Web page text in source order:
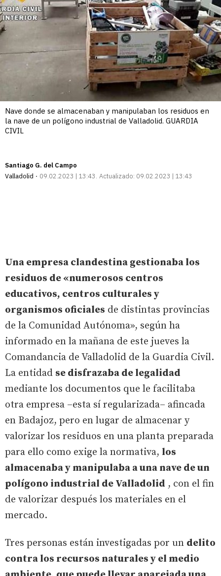
Nave donde se almacenaban y manipulaban los residuos en
la nave de un polígono industrial de Valladolid. GUARDIA
CIVIL
Santiago G. del Campo
Valladolid
09.02.2023 | 13:43 Actualizado: 09.02.2023 | 13:43
Una empresa clandestina gestionaba los
residuos de «numerosos centros
educativos, centros culturales y
organismos oficiales de distintas provincias
de la Comunidad Autónoma», según ha
informado en la mañana de este jueves la
Comandancia de Valladolid de la Guardia Civil.
La entidad se disfrazaba de legalidad
mediante los documentos que le facilitaba
otra empresa –esta sí regularizada– afincada
en Badajoz, pero en lugar de almacenar y
valorizar los residuos en una planta preparada
para ello como exige la normativa, los
almacenaba y manipulaba a una nave de un
polígono industrial de Valladolid , con el fin
de valorizar después los materiales en el
mercado.
Tres personas están investigadas por un delito
contra los recursos naturales y el medio